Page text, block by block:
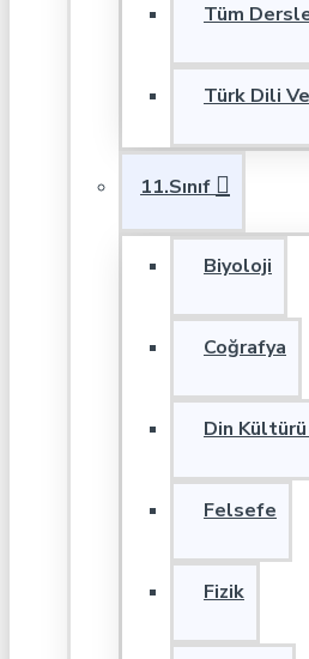
Tüm
Türk Dili
11.Sınıf
Biyoloji
Coğrafya
Din
Felsefe
Fizik